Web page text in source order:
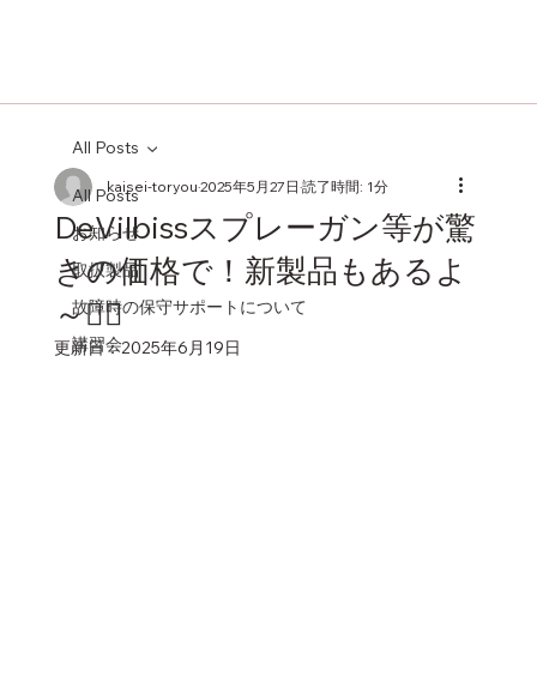
All Posts
お知らせ
取扱製品
故障時の保守サポートについて
講習会
All Posts
DeVilbissスプレーガン等が驚
きの価格で！新製品もあるよ
～🏳‍🌈
kaisei-toryou2025年5月27日 読了時間: 1分
更新日：2025年6月19日